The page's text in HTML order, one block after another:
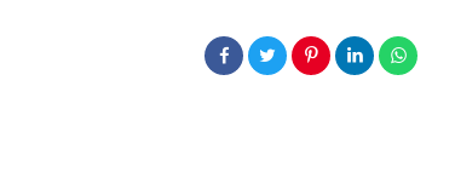
สมบูรณ์
น้ำ